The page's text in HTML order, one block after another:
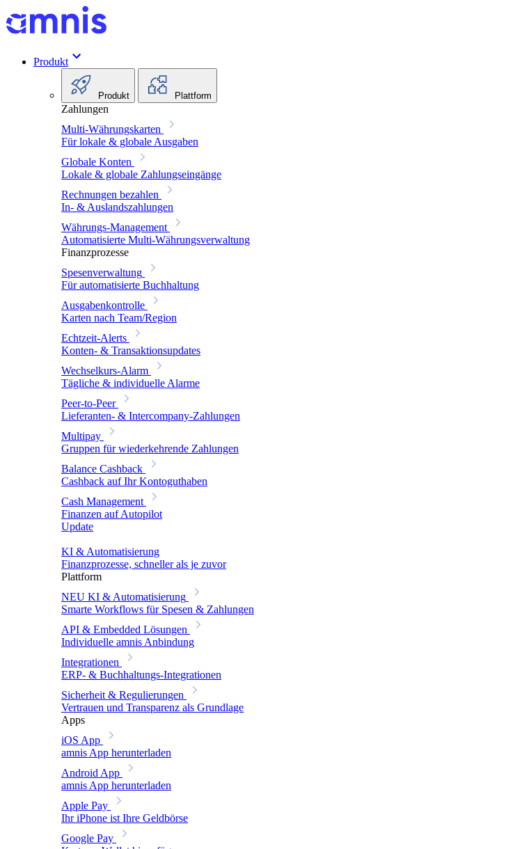
Produkt
Produkt Plattform
Zahlungen
Multi-Währungskarten
Für lokale & globale Ausgaben
Globale Konten
Lokale & globale Zahlungseingänge
Rechnungen bezahlen
In- & Auslandszahlungen
Währungs-Management
Automatisierte Multi-Währungsverwaltung
Finanzprozesse
Spesenverwaltung
Für automatisierte Buchhaltung
Ausgabenkontrolle
Karten nach Team/Region
Echtzeit-Alerts
Konten- & Transaktionsupdates
Wechselkurs-Alarm
Tägliche & individuelle Alarme
Peer-to-Peer
Lieferanten- & Intercompany-Zahlungen
Multipay
Gruppen für wiederkehrende Zahlungen
Balance Cashback
Cashback auf Ihr Kontoguthaben
Cash Management
Finanzen auf Autopilot
Update
KI & Automatisierung
Finanzprozesse, schneller als je zuvor
Plattform
NEU KI & Automatisierung
Smarte Workflows für Spesen & Zahlungen
API & Embedded Lösungen
Individuelle amnis Anbindung
Integrationen
ERP- & Buchhaltungs-Integrationen
Sicherheit & Regulierungen
Vertrauen und Transparenz als Grundlage
Apps
iOS App
amnis App herunterladen
Android App
amnis App herunterladen
Apple Pay
Ihr iPhone ist Ihre Geldbörse
Google Pay